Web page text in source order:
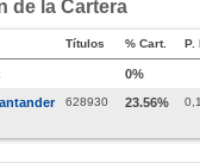
de la Cartera
Títulos % Cart. P.
0%
628930 23.56%